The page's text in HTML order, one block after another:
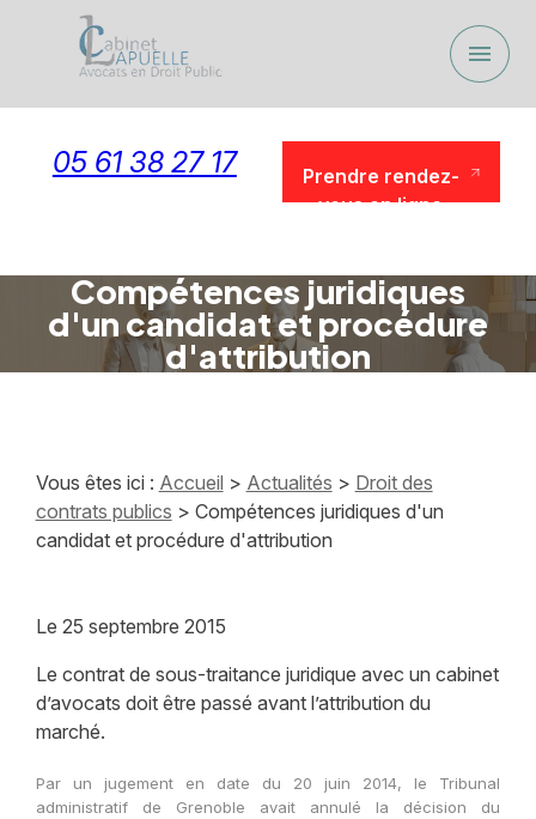
menu
05 61 38 27 17
Prendre rendez-
vous en ligne
Compétences juridiques
d'un candidat et procédure
d'attribution
Vous êtes ici : Accueil > Actualités > Droit des
contrats publics > Compétences juridiques d'un
candidat et procédure d'attribution
Le 25 septembre 2015
Le contrat de sous-traitance juridique avec un cabinet
d’avocats doit être passé avant l’attribution du
marché.
Par un jugement en date du 20 juin 2014, le Tribunal
administratif de Grenoble avait annulé la décision du
Panneau de gestion des cookies